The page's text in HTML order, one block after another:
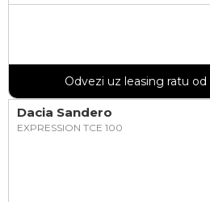
Odvezi uz leasing ratu od
Dacia Sandero
EXPRESSION TCE 100